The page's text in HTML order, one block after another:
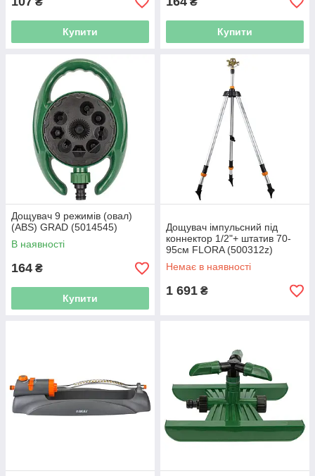
Купити Купити
Дощувач 9 режимів (овал)
(ABS) GRAD (5014545)
В наявності
164 ₴
Купити
Дощувач імпульсний під
коннектор 1/2"+ штатив 70-
95см FLORA (500312z)
Немає в наявності
1 691 ₴